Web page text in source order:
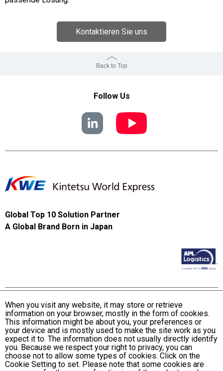
Kontaktieren Sie uns
Back to Top
Follow Us
Global Top 10 Solution Partner
A Global Brand Born in Japan
Terms and Conditions of Use
KWE Group Personal Information Privacy Policy
KWE Group Social Media Policy
Web Accessibility Statement
When you visit any website, it may store or retrieve
information on your browser, mostly in the form of cookies.
This information might be about you, your preferences or
your device and is mostly used to make the site work as you
expect it to. The information does not usually directly identify
you. Because we respect your right to privacy, you can
choose not to allow some types of cookies. Click on the
Cookie Setting to set. Please note that some cookies are